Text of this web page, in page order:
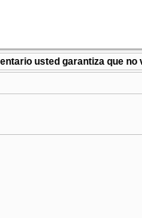
usted garantiza que no